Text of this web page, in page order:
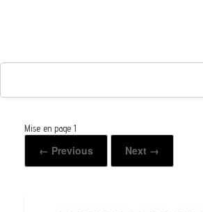
Mise en page 1
← Previous Next →